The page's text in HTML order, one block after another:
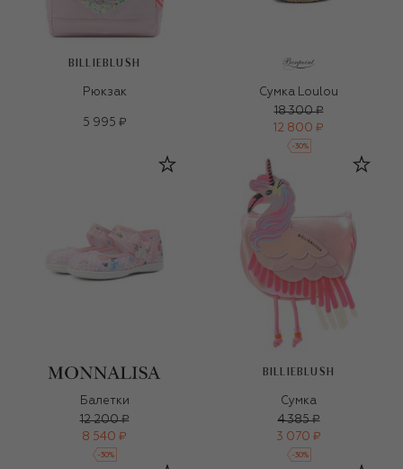
BILLIEBLUSH
Рюкзак
5 995 ₽
Сумка Loulou
18 300 ₽
12 800 ₽
-30%
Балетки
12 200 ₽
8 540 ₽
-30%
BILLIEBLUSH
Сумка
4 385 ₽
3 070 ₽
-30%